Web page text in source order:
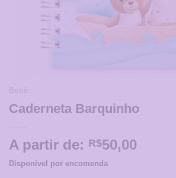
Caderneta Barquinho
A partir de: R$50,00
Disponível por encomenda